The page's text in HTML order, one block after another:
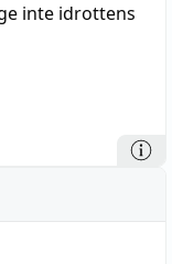
inte idrottens